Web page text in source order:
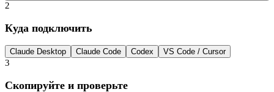
2
Куда подключить
Claude Desktop Claude Code Codex VS Code / Cursor
3
Скопируйте и проверьте